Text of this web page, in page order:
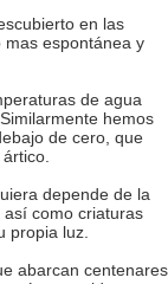
en las
mas espontánea y
de agua
hemos
de cero, que
depende de la
así como criaturas
propia luz.
abarcan centenares